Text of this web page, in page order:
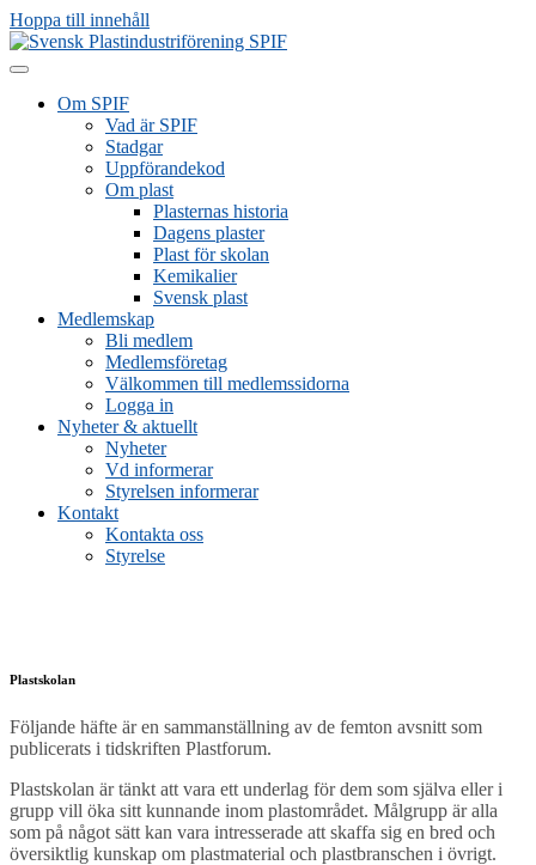
Hoppa till innehåll
Om SPIF
Vad är SPIF
Stadgar
Uppförandekod
Om plast
Plasternas historia
Dagens plaster
Plast för skolan
Kemikalier
Svensk plast
Medlemskap
Bli medlem
Medlemsföretag
Välkommen till medlemssidorna
Logga in
Nyheter & aktuellt
Nyheter
Vd informerar
Styrelsen informerar
Kontakt
Kontakta oss
Styrelse
Plastskolan
Följande häfte är en sammanställning av de femton avsnitt som
publicerats i tidskriften Plastforum.
Plastskolan är tänkt att vara ett underlag för dem som själva eller i
grupp vill öka sitt kunnande inom plastområdet. Målgrupp är alla
som på något sätt kan vara intresserade att skaffa sig en bred och
översiktlig kunskap om plastmaterial och plastbranschen i övrigt.